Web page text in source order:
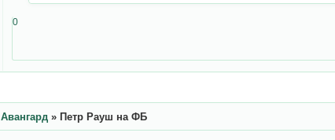
0
Авангард » Петр Рауш на ФБ